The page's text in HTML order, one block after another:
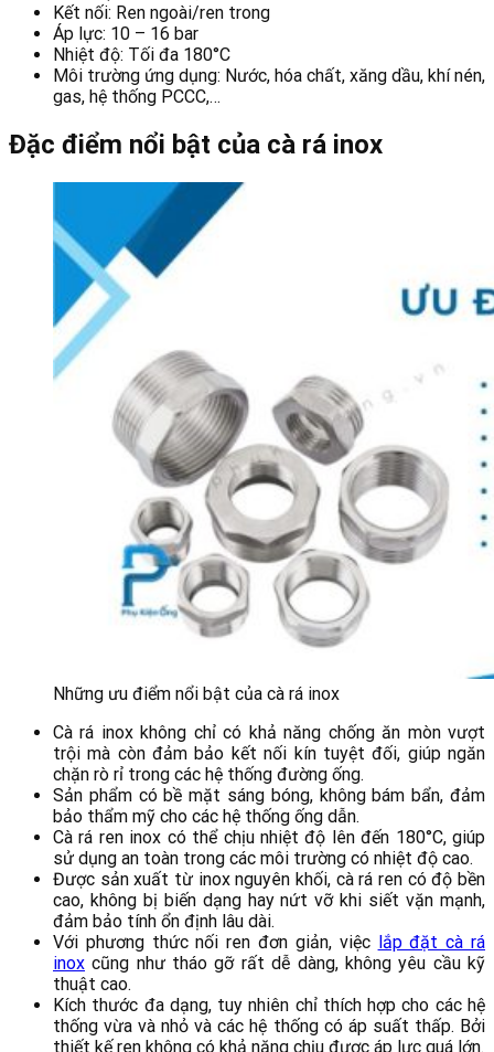
Kết nối: Ren ngoài/ren trong
Áp lực: 10 – 16 bar
Nhiệt độ: Tối đa 180°C
Môi trường ứng dụng: Nước, hóa chất, xăng dầu, khí nén,
gas, hệ thống PCCC,…
Đặc điểm nổi bật của cà rá inox
Những ưu điểm nổi bật của cà rá inox
Cà rá inox không chỉ có khả năng chống ăn mòn vượt
trội mà còn đảm bảo kết nối kín tuyệt đối, giúp ngăn
chặn rò rỉ trong các hệ thống đường ống.
Sản phẩm có bề mặt sáng bóng, không bám bẩn, đảm
bảo thẩm mỹ cho các hệ thống ống dẫn.
Cà rá ren inox có thể chịu nhiệt độ lên đến 180°C, giúp
sử dụng an toàn trong các môi trường có nhiệt độ cao.
Được sản xuất từ inox nguyên khối, cà rá ren có độ bền
cao, không bị biến dạng hay nứt vỡ khi siết vặn mạnh,
đảm bảo tính ổn định lâu dài.
Với phương thức nối ren đơn giản, việc lắp đặt cà rá
inox cũng như tháo gỡ rất dễ dàng, không yêu cầu kỹ
thuật cao.
Kích thước đa dạng, tuy nhiên chỉ thích hợp cho các hệ
thống vừa và nhỏ và các hệ thống có áp suất thấp. Bởi
thiết kế ren không có khả năng chịu được áp lực quá lớn.